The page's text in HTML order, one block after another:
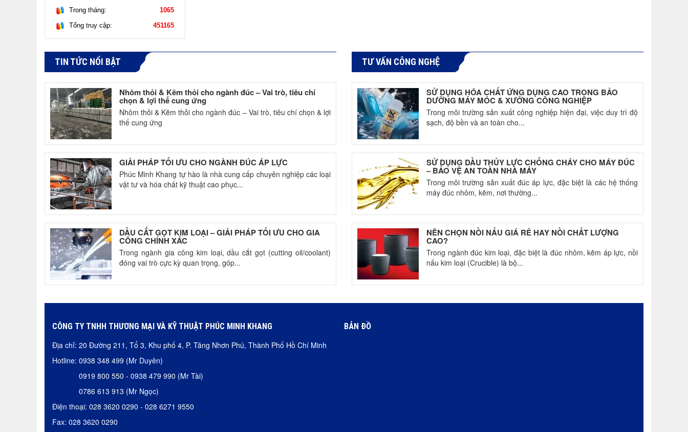
Trong tháng:
1065
Tổng truy cập:
451165
TIN TỨC NỔI BẬT
Nhôm thỏi & Kẽm thỏi cho ngành đúc – Vai trò, tiêu chí
chọn & lợi thế cung ứng
Nhôm thỏi & Kẽm thỏi cho ngành đúc – Vai trò, tiêu chí chọn & lợi
thế cung ứng
GIẢI PHÁP TỐI ƯU CHO NGÀNH ĐÚC ÁP LỰC
Phúc Minh Khang tự hào là nhà cung cấp chuyên nghiệp các loại
vật tư và hóa chất kỹ thuật cao phục...
DẦU CẮT GỌT KIM LOẠI – GIẢI PHÁP TỐI ƯU CHO GIA
CÔNG CHÍNH XÁC
Trong ngành gia công kim loại, dầu cắt gọt (cutting oil/coolant)
đóng vai trò cực kỳ quan trọng, góp...
TƯ VẤN CÔNG NGHỆ
SỬ DỤNG HÓA CHẤT ỨNG DỤNG CAO TRONG BẢO
DƯỠNG MÁY MÓC & XƯỞNG CÔNG NGHIỆP
Trong môi trường sản xuất công nghiệp hiện đại, việc duy trì độ
sạch, độ bền và an toàn cho...
SỬ DỤNG DẦU THỦY LỰC CHỐNG CHÁY CHO MÁY ĐÚC
– BẢO VỆ AN TOÀN NHÀ MÁY
Trong môi trường sản xuất đúc áp lực, đặc biệt là các hệ thống
máy đúc nhôm, kẽm, nơi thường...
NÊN CHỌN NỒI NẤU GIÁ RẺ HAY NỒI CHẤT LƯỢNG
CAO?
Trong ngành đúc kim loại, đặc biệt là đúc nhôm, kẽm áp lực, nồi
nấu kim loại (Crucible) là bộ...
CÔNG TY TNHH THƯƠNG MẠI VÀ KỸ THUẬT PHÚC MINH KHANG
Địa chỉ: 20 Đường 211, Tổ 3, Khu phố 4, P. Tăng Nhơn Phú, Thành Phố Hồ Chí Minh
Hotline: 0938 348 499 (Mr Duyên)
0919 800 550 - 0938 479 990 (Mr Tài)
0786 613 913 (Mr Ngọc)
Điện thoại: 028 3620 0290 - 028 6271 9550
Fax: 028 3620 0290
BẢN ĐỒ